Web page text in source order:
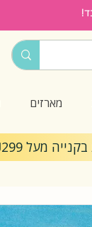
מארזים